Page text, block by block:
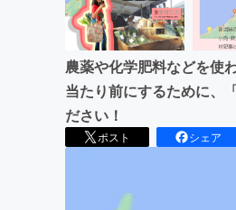
農薬や化学肥料などを使
当たり前にするために、
ださい！
ポスト シェア